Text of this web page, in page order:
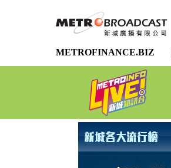
METROFINANCE.BIZ